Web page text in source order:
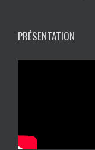
PRÉSENTATION